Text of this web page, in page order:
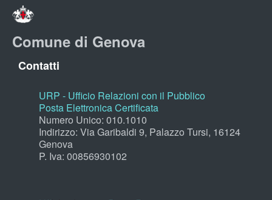
Comune di Genova
Contatti
URP - Ufficio Relazioni con il Pubblico
Posta Elettronica Certificata
Numero Unico: 010.1010
Indirizzo: Via Garibaldi 9, Palazzo Tursi, 16124
Genova
P. Iva: 00856930102